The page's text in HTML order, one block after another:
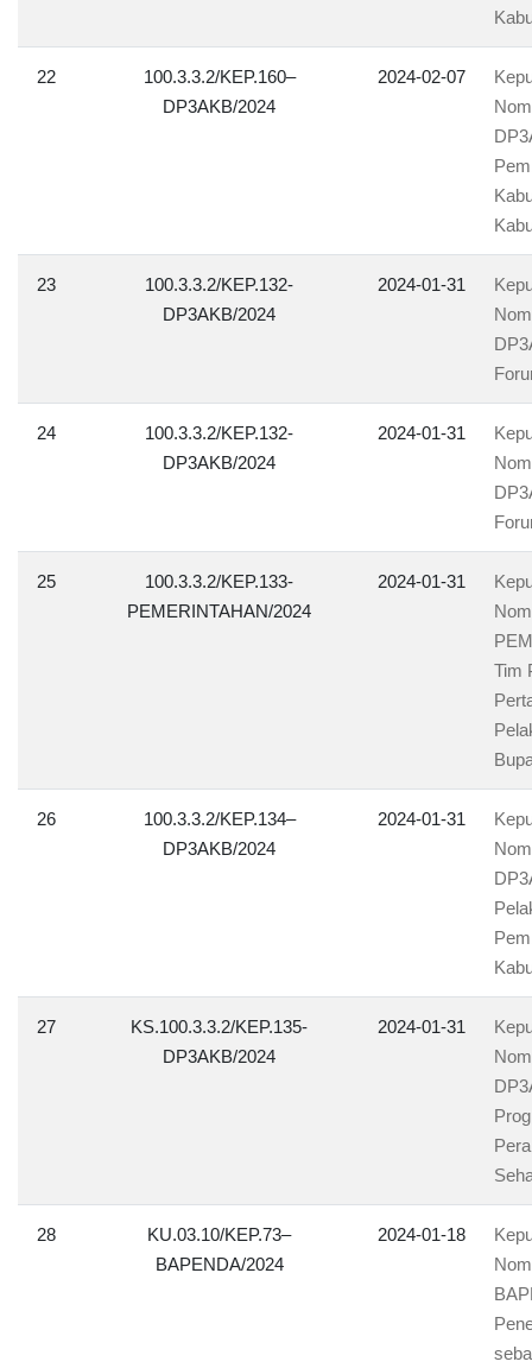
22
100.3.3.2/KEP.160–
DP3AKB/2024
2024-02-07
23
100.3.3.2/KEP.132-
DP3AKB/2024
2024-01-31
24
100.3.3.2/KEP.132-
DP3AKB/2024
2024-01-31
25
100.3.3.2/KEP.133-
PEMERINTAHAN/2024
2024-01-31
Tim
26
100.3.3.2/KEP.134–
DP3AKB/2024
2024-01-31
27
KS.100.3.3.2/KEP.135-
DP3AKB/2024
2024-01-31
28
KU.03.10/KEP.73–
BAPENDA/2024
2024-01-18